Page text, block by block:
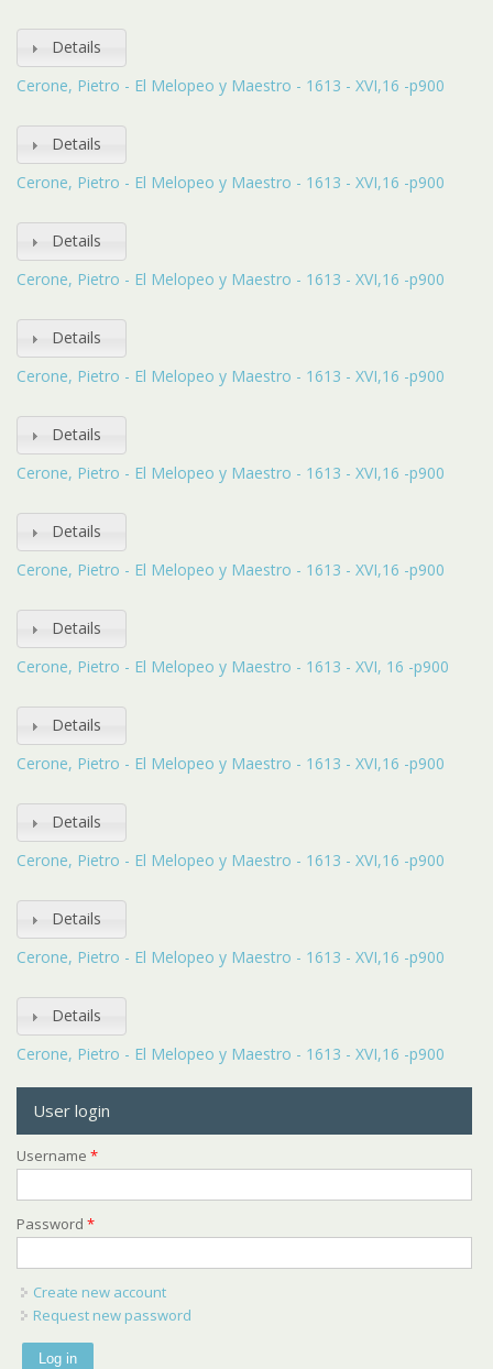
Details
Cerone, Pietro - El Melopeo y Maestro - 1613 - XVI,16 -p900
Details
Cerone, Pietro - El Melopeo y Maestro - 1613 - XVI,16 -p900
Details
Cerone, Pietro - El Melopeo y Maestro - 1613 - XVI,16 -p900
Details
Cerone, Pietro - El Melopeo y Maestro - 1613 - XVI,16 -p900
Details
Cerone, Pietro - El Melopeo y Maestro - 1613 - XVI,16 -p900
Details
Cerone, Pietro - El Melopeo y Maestro - 1613 - XVI,16 -p900
Details
Cerone, Pietro - El Melopeo y Maestro - 1613 - XVI, 16 -p900
Details
Cerone, Pietro - El Melopeo y Maestro - 1613 - XVI,16 -p900
Details
Cerone, Pietro - El Melopeo y Maestro - 1613 - XVI,16 -p900
Details
Cerone, Pietro - El Melopeo y Maestro - 1613 - XVI,16 -p900
Details
Cerone, Pietro - El Melopeo y Maestro - 1613 - XVI,16 -p900
User login
Username *
Password *
Create new account
Request new password